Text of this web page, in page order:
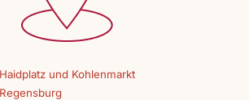
Haidplatz und Kohlenmarkt
Regensburg